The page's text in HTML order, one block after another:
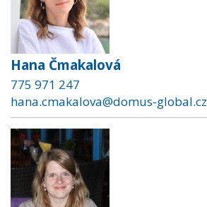
Hana Čmakalová
775 971 247
hana.cmakalova@domus-global.cz